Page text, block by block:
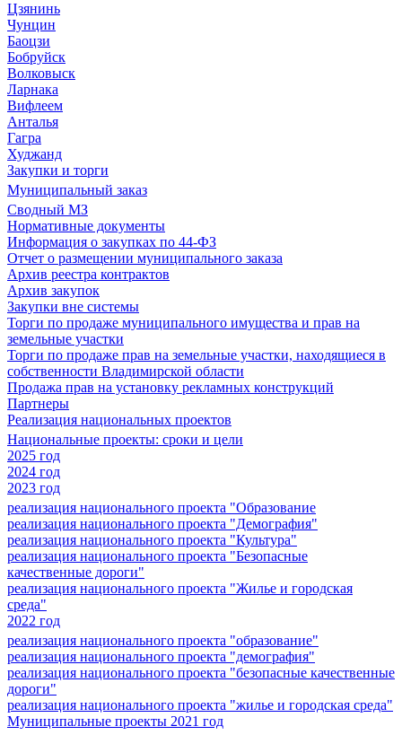
Цзянинь
Чунцин
Баоцзи
Бобруйск
Волковыск
Ларнака
Вифлеем
Анталья
Гагра
Худжанд
Закупки и торги
Муниципальный заказ
Сводный МЗ
Нормативные документы
Информация о закупках по 44-ФЗ
Отчет о размещении муниципального заказа
Архив реестра контрактов
Архив закупок
Закупки вне системы
Торги по продаже муниципального имущества и прав на
земельные участки
Торги по продаже прав на земельные участки, находящиеся в
собственности Владимирской области
Продажа прав на установку рекламных конструкций
Партнеры
Реализация национальных проектов
Национальные проекты: сроки и цели
2025 год
2024 год
2023 год
реализация национального проекта "Образование
реализация национального проекта "Демография"
реализация национального проекта "Культура"
реализация национального проекта "Безопасные
качественные дороги"
реализация национального проекта "Жилье и городская
среда"
2022 год
реализация национального проекта "образование"
реализация национального проекта "демография"
реализация национального проекта "безопасные качественные
дороги"
реализация национального проекта "жилье и городская среда"
Муниципальные проекты 2021 год